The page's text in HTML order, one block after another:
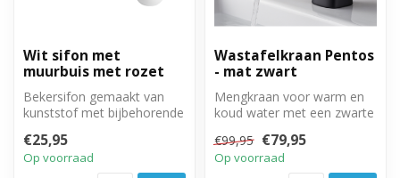
Wit sifon met
muurbuis met rozet
Bekersifon gemaakt van
kunststof met bijbehorende
€25,95
Op voorraad
Wastafelkraan Pentos
- mat zwart
Mengkraan voor warm en
koud water met een zwarte
€99,95 €79,95
Op voorraad